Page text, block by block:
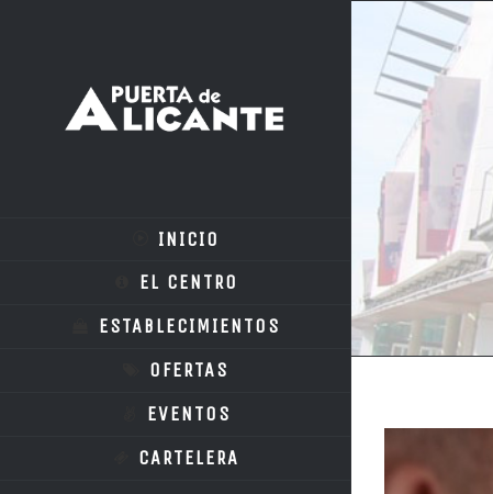
INICIO
EL CENTRO
ESTABLECIMIENTOS
OFERTAS
EVENTOS
CARTELERA
más